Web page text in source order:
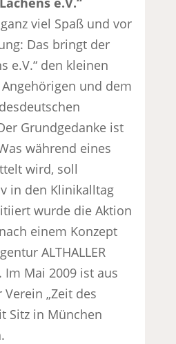
viel Spaß und vor
Das bringt der
e.V.“ den kleinen
und dem
Grundgedanke ist
während eines
wird, soll
in den Klinikalltag
wurde die Aktion
einem Konzept
ALTHALLER
Mai 2009 ist aus
„Zeit des
Sitz in München